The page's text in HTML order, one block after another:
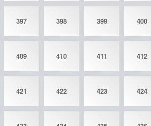
397 398 399 400
409 410 411 412
421 422 423 424